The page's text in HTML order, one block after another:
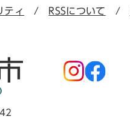
ティ RSSについて